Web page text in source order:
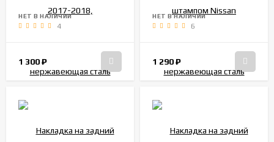
НЕТ В НАЛИЧИИ
4
1 300₽
НЕТ В НАЛИЧИИ
6
1 290₽